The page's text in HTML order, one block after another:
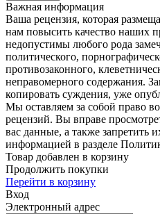
Важная информация
Ваша рецензия, которая
нам повысить качество наших
недопустимы любого рода
политического,
противозаконного,
неправомерного содержания.
копировать суждения, уже
Мы оставляем за собой право
рецензий. Вы вправе
вас данные, а также запретить
информацией в разделе
Товар добавлен в корзину
Продолжить покупки
Перейти в корзину
Вход
Электронный адрес